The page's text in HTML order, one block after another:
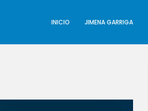
INICIO JIMENA GARRIGA